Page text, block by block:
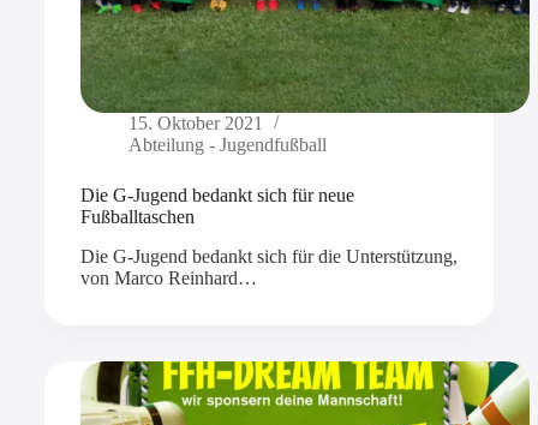
15. Oktober 2021
Abteilung - Jugendfußball
Die G-Jugend bedankt sich für neue
Fußballtaschen
Die G-Jugend bedankt sich für die Unterstützung,
von Marco Reinhard…